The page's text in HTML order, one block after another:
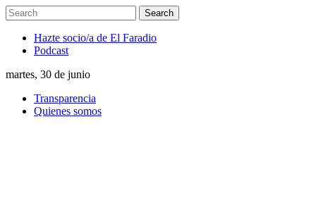
Hazte socio/a de El Faradio
Podcast
martes, 30 de junio
Transparencia
Quienes somos